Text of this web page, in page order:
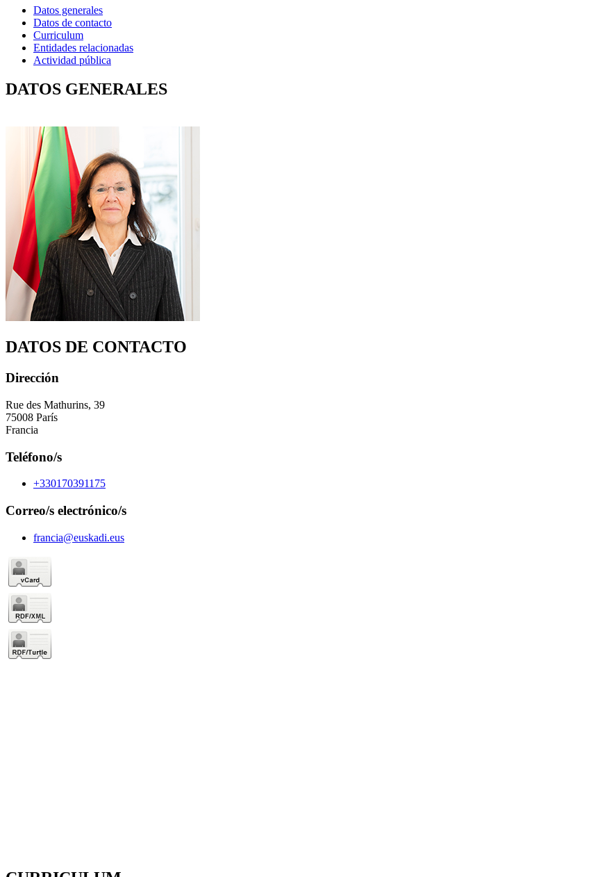
Datos generales
Datos de contacto
Curriculum
Entidades relacionadas
Actividad pública
DATOS GENERALES
DATOS DE CONTACTO
Dirección
Rue des Mathurins, 39
75008 París
Francia
Teléfono/s
+330170391175
Correo/s electrónico/s
francia@euskadi.eus